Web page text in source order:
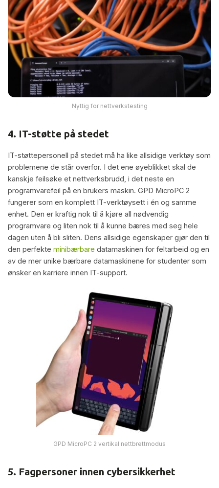
Nyttig for nettverkstesting
4. IT-støtte på stedet
IT-støttepersonell på stedet må ha like allsidige verktøy som
problemene de står overfor. I det ene øyeblikket skal de
kanskje feilsøke et nettverksbrudd, i det neste en
programvarefeil på en brukers maskin. GPD MicroPC 2
fungerer som en komplett IT-verktøysett i én og samme
enhet. Den er kraftig nok til å kjøre all nødvendig
programvare og liten nok til å kunne bæres med seg hele
dagen uten å bli sliten. Dens allsidige egenskaper gjør den til
den perfekte minibærbare datamaskinen for feltarbeid og en
av de mer unike bærbare datamaskinene for studenter som
ønsker en karriere innen IT-support.
GPD MicroPC 2 vertikal nettbrettmodus
5. Fagpersoner innen cybersikkerhet